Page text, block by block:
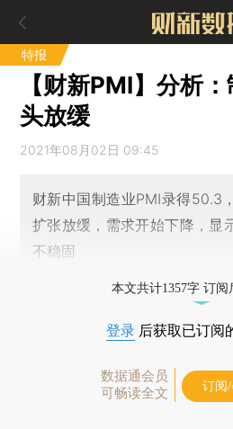
特报
【财新PMI】分析
头放缓
2021年08月02日 09:45
财新中国制造业PMI录得50.3
扩张放缓，需求开始下降，显
不稳固
本文共计1357字 订阅
登录 后获取已订阅
数据通会员
可畅读全文
订阅